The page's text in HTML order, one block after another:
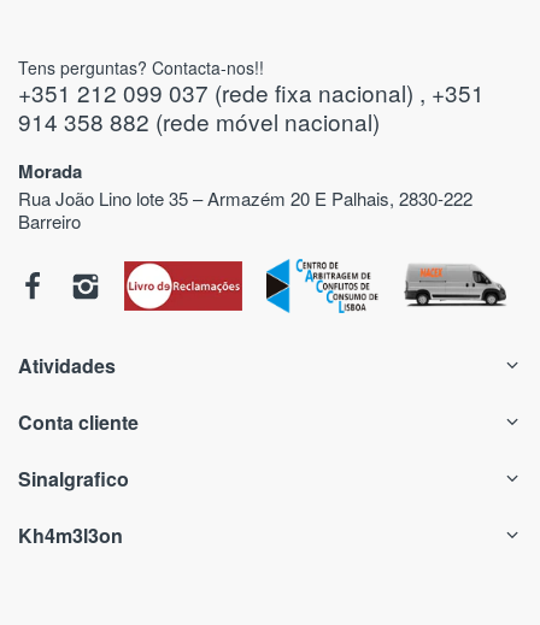
Tens perguntas? Contacta-nos!!
+351 212 099 037 (rede fixa nacional) , +351
914 358 882 (rede móvel nacional)
Morada
Rua João Lino lote 35 – Armazém 20 E Palhais, 2830-222
Barreiro
Atividades
Conta cliente
Sinalgrafico
Kh4m3l3on